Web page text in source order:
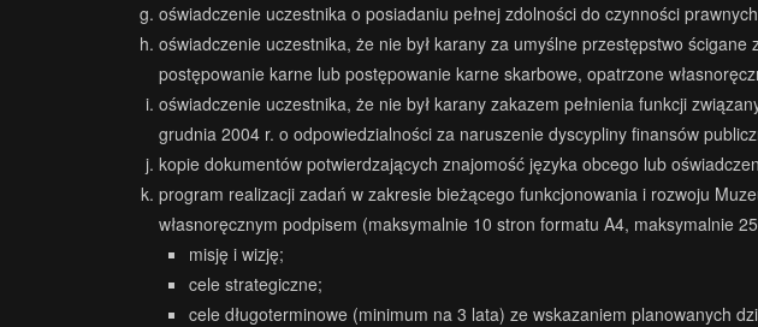
oświadczenie uczestnika o posiadaniu pełnej zdolności do czynności
oświadczenie uczestnika, że nie był karany za umyślne przestępstwo
postępowanie karne lub postępowanie karne skarbowe, opatrzone
oświadczenie uczestnika, że nie był karany zakazem pełnienia funkcji
grudnia 2004 r. o odpowiedzialności za naruszenie dyscypliny finansów
kopie dokumentów potwierdzających znajomość języka obcego lub
program realizacji zadań w zakresie bieżącego funkcjonowania i rozwoju
własnoręcznym podpisem (maksymalnie 10 stron formatu A4, maksymalnie
misję i wizję;
cele strategiczne;
cele długoterminowe (minimum na 3 lata) ze wskazaniem planowanych